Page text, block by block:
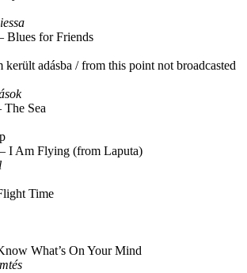
Blues for Friends
került adásba / from this point not broadcasted
The Sea
I Am Flying (from Laputa)
Time
What’s On Your Mind